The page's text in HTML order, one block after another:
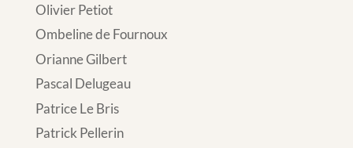
Olivier Petiot
Ombeline de Fournoux
Orianne Gilbert
Pascal Delugeau
Patrice Le Bris
Patrick Pellerin